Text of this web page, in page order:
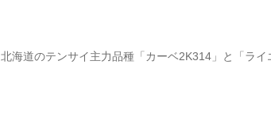
北海道のテンサイ主力品種「カーベ2K314」と「ライ